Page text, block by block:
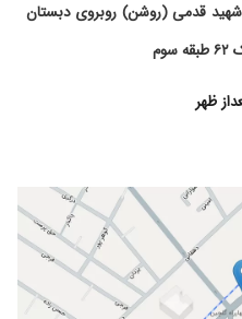
شهید قدمی (روشن) روبروی دبستان
ظهر